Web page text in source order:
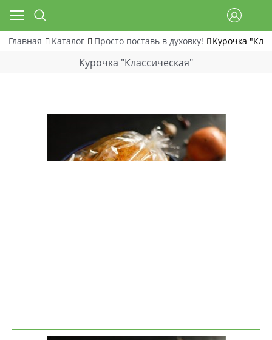
Главная Каталог Просто поставь в духовку! Курочка
Курочка "Классическая"